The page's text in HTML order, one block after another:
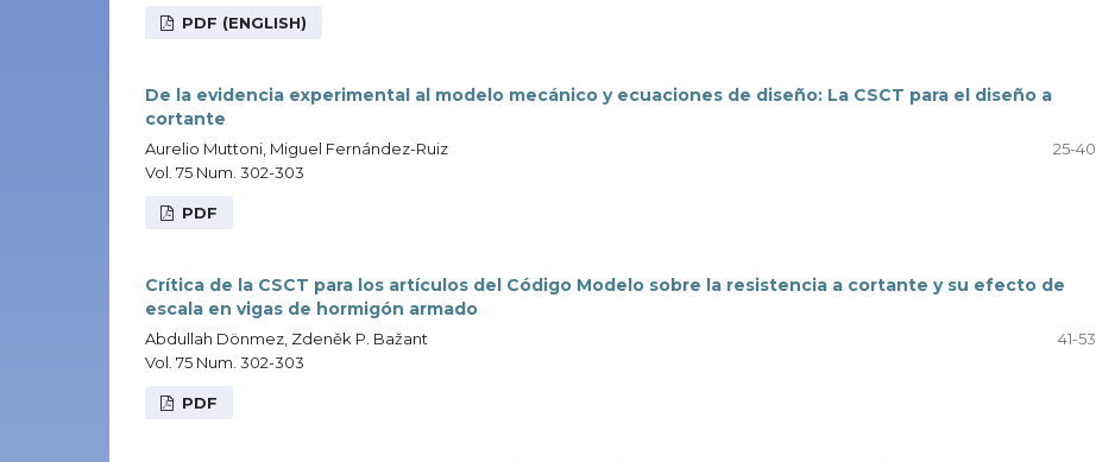
PDF (ENGLISH)
De la evidencia experimental al modelo mecánico y ecuaciones de diseño: La CSCT para el diseño a
cortante
Aurelio Muttoni, Miguel Fernández-Ruiz
Vol. 75 Num. 302-303
25-40
PDF
Crítica de la CSCT para los artículos del Código Modelo sobre la resistencia a cortante y su efecto de
escala en vigas de hormigón armado
Abdullah Dönmez, Zdeněk P. Bažant
Vol. 75 Num. 302-303
41-53
PDF